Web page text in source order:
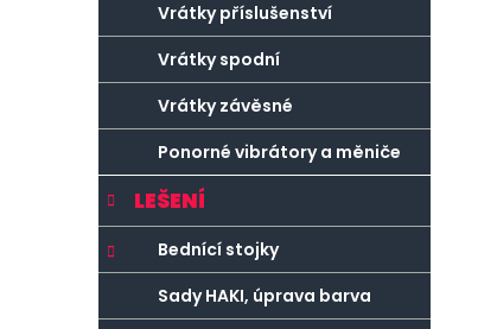
Vrátky příslušenství
Vrátky spodní
Vrátky závěsné
Ponorné vibrátory a měniče
LEŠENÍ
Bednící stojky
Sady HAKI, úprava barva